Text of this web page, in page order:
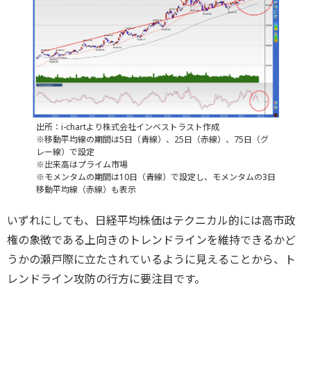
出所：i-chartより株式会社インベストラスト作成
※移動平均線の期間は5日（青線）、25日（赤線）、75日（グ
レー線）で設定
※出来高はプライム市場
※モメンタムの期間は10日（青線）で設定し、モメンタムの3日
移動平均線（赤線）も表示
いずれにしても、日経平均株価はテクニカル的には高市政
権の象徴である上向きのトレンドラインを維持できるかど
うかの瀬戸際に立たされているように見えることから、ト
レンドライン攻防の行方に要注目です。